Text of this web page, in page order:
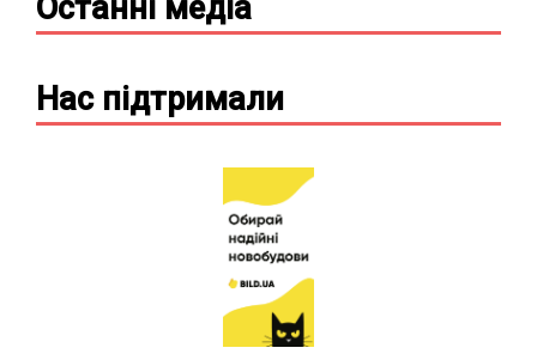
Останні медіа
Нас підтримали